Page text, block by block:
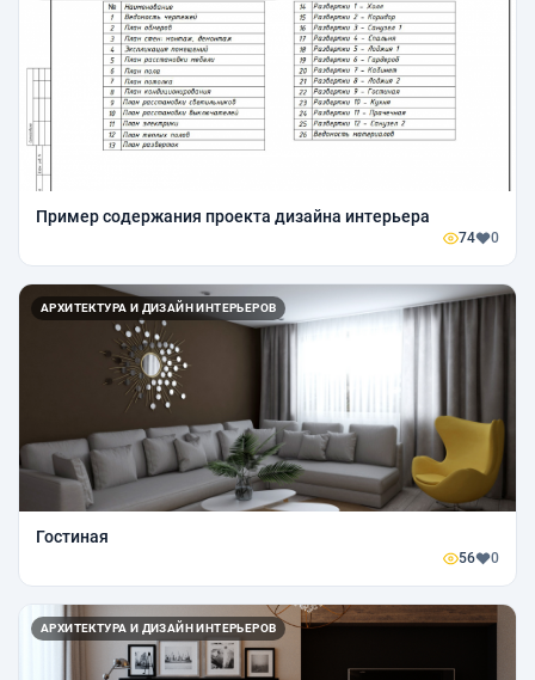
Пример содержания проекта дизайна интерьера
74 0
АРХИТЕКТУРА И ДИЗАЙН ИНТЕРЬЕРОВ
Гостиная
56 0
АРХИТЕКТУРА И ДИЗАЙН ИНТЕРЬЕРОВ